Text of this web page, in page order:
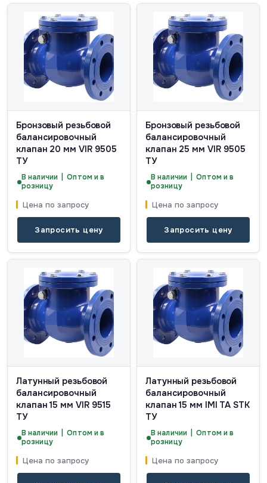
Бронзовый резьбовой
балансировочный
клапан 20 мм VIR 9505
ТУ
В наличии | Оптом и в
розницу
Цена по запросу
Запросить цену
Бронзовый резьбовой
балансировочный
клапан 25 мм VIR 9505
ТУ
В наличии | Оптом и в
розницу
Цена по запросу
Запросить цену
Латунный резьбовой
балансировочный
клапан 15 мм VIR 9515
ТУ
В наличии | Оптом и в
розницу
Цена по запросу
Латунный резьбовой
балансировочный
клапан 15 мм IMI TA STK
ТУ
В наличии | Оптом и в
розницу
Цена по запросу